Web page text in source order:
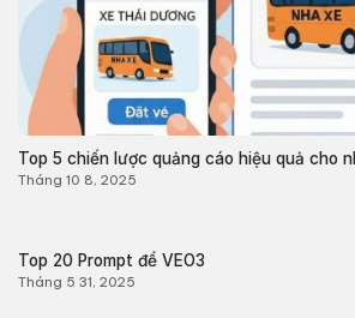
Top 5 chiến lược quảng cáo hiệu quả cho
Tháng 10 8, 2025
Top 20 Prompt để VEO3
Tháng 5 31, 2025